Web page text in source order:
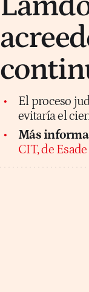
El proceso
evitaría el
Más
CIT, de